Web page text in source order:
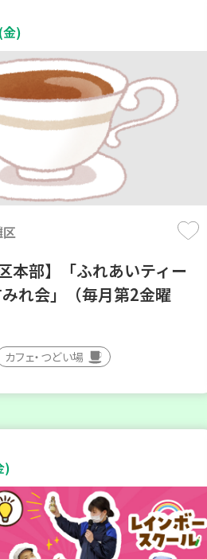
金)
本部】「ふれあいティー
れ会」（毎月第2金曜
カフェ・つどい場
)